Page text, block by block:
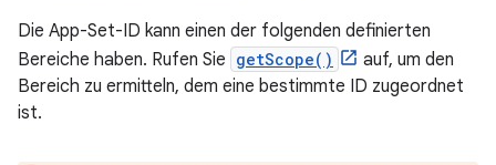
Die App-Set-ID kann einen der folgenden definierten
Bereiche haben. Rufen Sie getScope()
auf, um den
Bereich zu ermitteln, dem eine bestimmte ID zugeordnet
ist.